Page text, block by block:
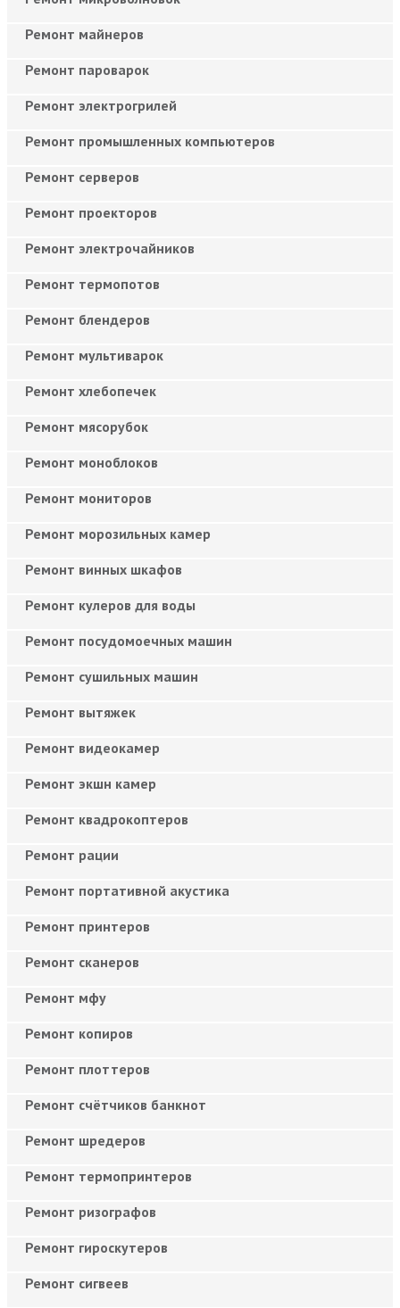
Ремонт майнеров
Ремонт пароварок
Ремонт электрогрилей
Ремонт промышленных компьютеров
Ремонт серверов
Ремонт проекторов
Ремонт электрочайников
Ремонт термопотов
Ремонт блендеров
Ремонт мультиварок
Ремонт хлебопечек
Ремонт мясорубок
Ремонт моноблоков
Ремонт мониторов
Ремонт морозильных камер
Ремонт винных шкафов
Ремонт кулеров для воды
Ремонт посудомоечных машин
Ремонт сушильных машин
Ремонт вытяжек
Ремонт видеокамер
Ремонт экшн камер
Ремонт квадрокоптеров
Ремонт рации
Ремонт портативной акустика
Ремонт принтеров
Ремонт сканеров
Ремонт мфу
Ремонт копиров
Ремонт плоттеров
Ремонт счётчиков банкнот
Ремонт шредеров
Ремонт термопринтеров
Ремонт ризографов
Ремонт гироскутеров
Ремонт сигвеев